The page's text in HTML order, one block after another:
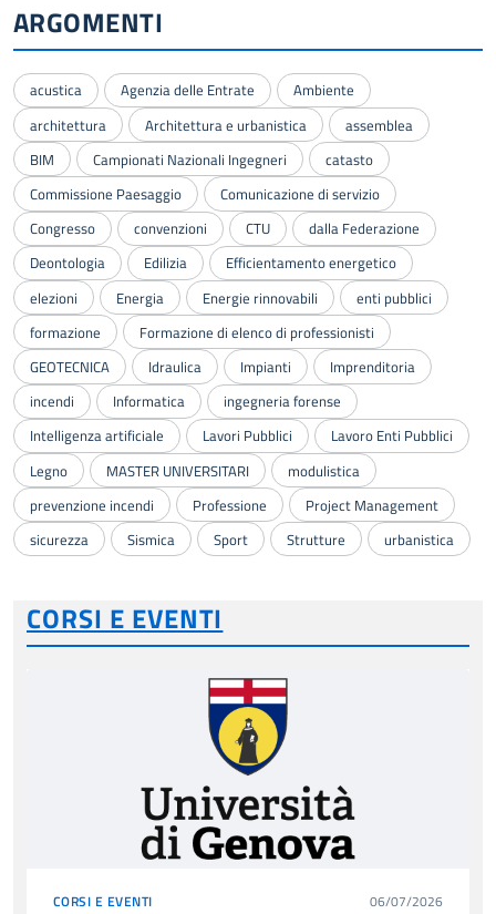
ARGOMENTI
acustica Agenzia delle Entrate
Ambiente
architettura
Architettura e urbanistica
assemblea
BIM
Campionati Nazionali Ingegneri
catasto
Commissione Paesaggio
Comunicazione di servizio
Congresso
convenzioni CTU
dalla Federazione
Deontologia
Edilizia
Efficientamento energetico
elezioni
Energia Energie rinnovabili
enti pubblici
formazione
Formazione di elenco di professionisti
GEOTECNICA
Idraulica Impianti
Imprenditoria
incendi
Informatica
ingegneria forense
Intelligenza artificiale
Lavori Pubblici
Lavoro Enti Pubblici
Legno
MASTER UNIVERSITARI
modulistica
prevenzione incendi
Professione
Project Management
sicurezza
Sismica Sport Strutture urbanistica
CORSI E EVENTI
CORSI E EVENTI 06/07/2026